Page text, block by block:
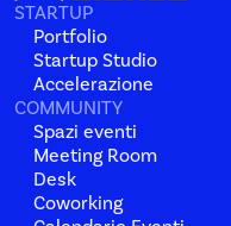
STARTUP
Portfolio
Startup Studio
Accelerazione
COMMUNITY
Spazi eventi
Meeting Room
Desk
Coworking